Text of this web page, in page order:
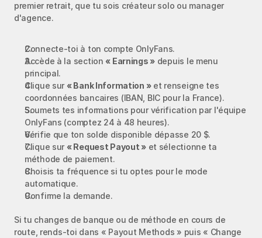
premier retrait, que tu sois créateur solo ou manager
d'agence.
Connecte‑toi à ton compte OnlyFans.
Accède à la section « Earnings » depuis le menu
principal.
Clique sur « Bank Information » et renseigne tes
coordonnées bancaires (IBAN, BIC pour la France).
Soumets tes informations pour vérification par l'équipe
OnlyFans (comptez 24 à 48 heures).
Vérifie que ton solde disponible dépasse 20 $.
Clique sur « Request Payout » et sélectionne ta
méthode de paiement.
Choisis ta fréquence si tu optes pour le mode
automatique.
Confirme la demande.
Si tu changes de banque ou de méthode en cours de
route, rends‑toi dans « Payout Methods » puis « Change